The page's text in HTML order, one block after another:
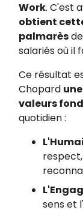
Work. C'est
obtient
palmarès
salariés où il
Ce résultat
Chopard
valeurs
quotidien :
sens et